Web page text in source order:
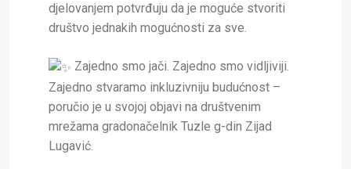
djelovanjem potvrđuju da je moguće stvoriti
društvo jednakih mogućnosti za sve.
Zajedno smo jači. Zajedno smo vidljiviji.
Zajedno stvaramo inkluzivniju budućnost –
poručio je u svojoj objavi na društvenim
mrežama gradonačelnik Tuzle g-din Zijad
Lugavić.